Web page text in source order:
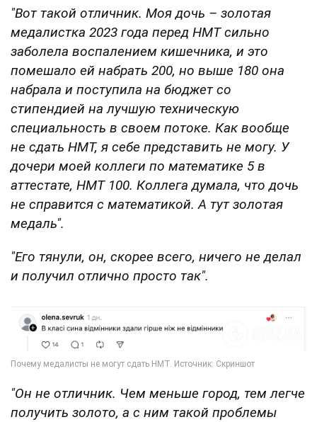
"Вот такой отличник. Моя дочь – золотая
медалистка 2023 года перед НМТ сильно
заболела воспалением кишечника, и это
помешало ей набрать 200, но выше 180 она
набрала и поступила на бюджет со
стипендией на лучшую техническую
специальность в своем потоке. Как вообще
не сдать НМТ, я себе представить не могу. У
дочери моей коллеги по математике 5 в
аттестате, НМТ 100. Коллега думала, что дочь
не справится с математикой. А тут золотая
медаль".
"Его тянули, он, скорее всего, ничего не делал
и получил отлично просто так".
"Он не отличник. Чем меньше город, тем легче
получить золото, а с ним такой проблемы